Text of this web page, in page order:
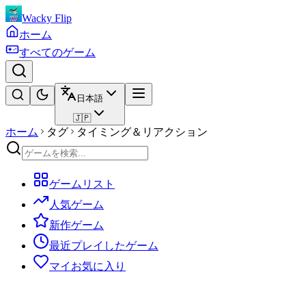
Wacky Flip
ホーム
すべてのゲーム
日本語
🇯🇵
ホーム タグ タイミング＆リアクション
ゲームリスト
人気ゲーム
新作ゲーム
最近プレイしたゲーム
マイお気に入り